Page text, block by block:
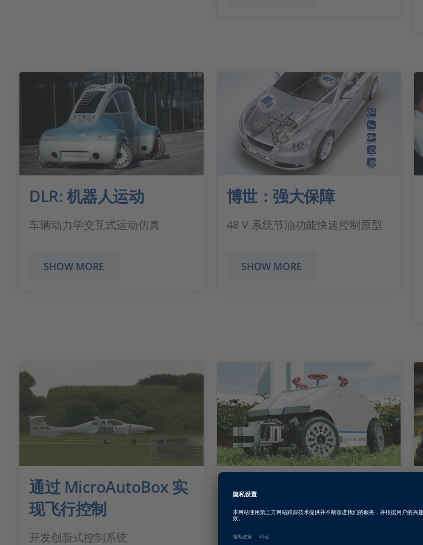
DLR: 机器人运动
车辆动力学交互式运动仿真
SHOW MORE
博世：强大保障
48 V 系统节油功能快速控制原型
SHOW MORE
通过 MicroAutoBox 实
现飞行控制
开发创新式控制系统
玫瑰园中的机器人
有限的资源、气候变化以及快速增
长的全球人口使得效率和可持续性